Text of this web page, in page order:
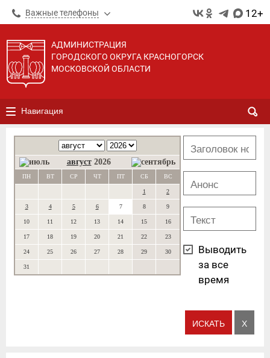
Важные телефоны 12+
АДМИНИСТРАЦИЯ
ГОРОДСКОГО ОКРУГА КРАСНОГОРСК
МОСКОВСКОЙ ОБЛАСТИ
Навигация
август 2026
ПН ВТ СР ЧТ ПТ СБ ВС
1 2
3 4 5 6 7 8 9
10 11 12 13 14 15 16
17 18 19 20 21 22 23
24 25 26 27 28 29 30
31
Выводить
за все
время